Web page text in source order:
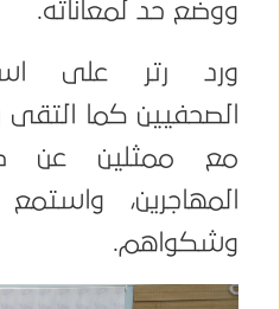
ووضع حد لمعاناته.
ورد رتر على
الصحفيين كما التقى
مع ممثلين عن
المهاجرين،
وشكواهم.